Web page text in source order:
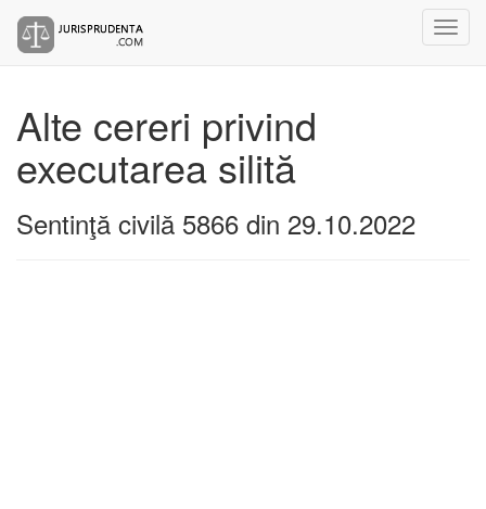
Alte cereri privind
executarea silită
Sentinţă civilă 5866 din 29.10.2022